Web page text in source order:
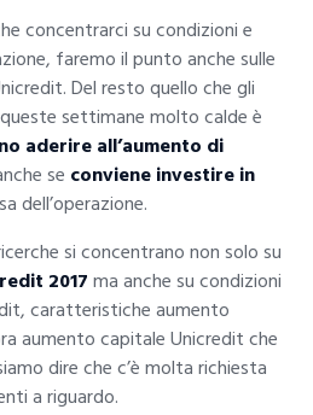
concentrarci su condizioni e
faremo il punto anche sulle
Del resto quello che gli
settimane molto calde è
aderire all’aumento di
se conviene investire in
dell’operazione.
si concentrano non solo su
2017ma anche su condizioni
caratteristiche aumento
aumento capitale Unicredit che
dire che c’è molta richiesta
a riguardo.